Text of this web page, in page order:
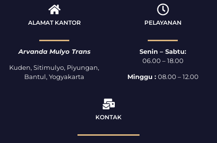
ALAMAT KANTOR
Arvanda Mulyo Trans
Kuden, Sitimulyo, Piyungan,
Bantul, Yogyakarta
PELAYANAN
Senin – Sabtu:
06.00 – 18.00
Minggu : 08.00 – 12.00
KONTAK